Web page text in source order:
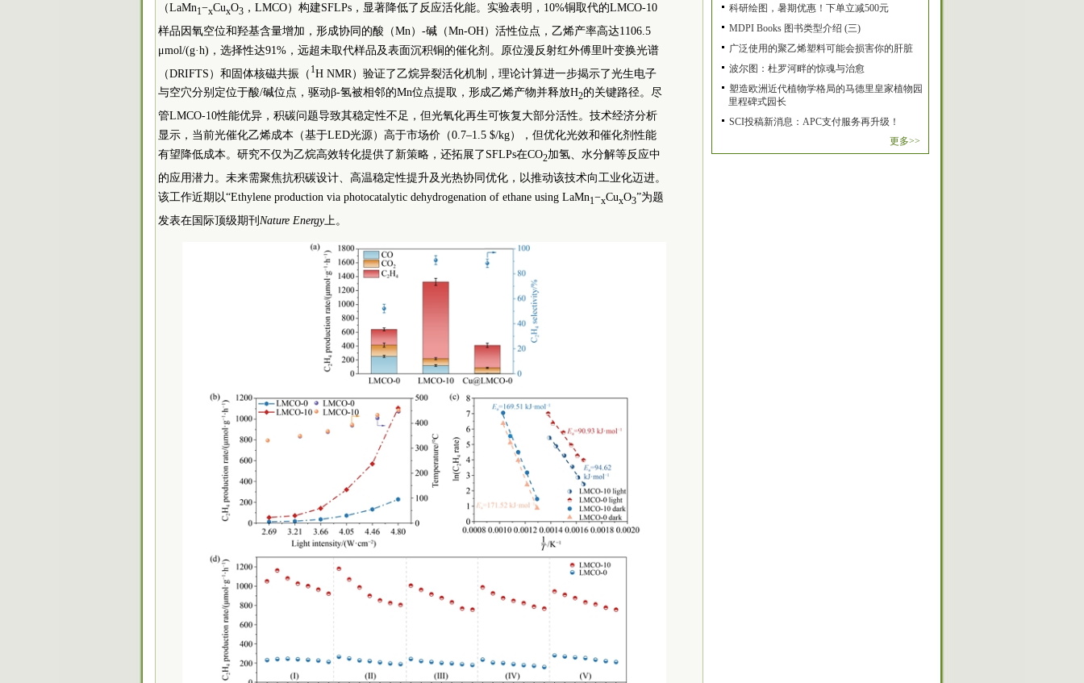
（LaMn1−xCuxO3 ，LMCO）构建SFLPs，显著降低了反应活化能。实验表明，10%铜取代的LMCO-10
样品因氧空位和羟基含量增加，形成协同的酸（Mn）-碱（Mn-OH）活性位点，乙烯产率高达1106.5
μmol/(g·h)，选择性达91%，远超未取代样品及表面沉积铜的催化剂。原位漫反射红外傅里叶变换光谱
（DRIFTS）和固体核磁共振（ 1H NMR）验证了乙烷异裂活化机制，理论计算进一步揭示了光生电子
与空穴分别定位于酸/碱位点，驱动β-氢被相邻的Mn位点提取，形成乙烯产物并释放H2的关键路径。尽
管LMCO-10性能优异，积碳问题导致其稳定性不足，但光氧化再生可恢复大部分活性。技术经济分析
显示，当前光催化乙烯成本（基于LED光源）高于市场价（0.7–1.5 $/kg），但优化光效和催化剂性能
有望降低成本。研究不仅为乙烷高效转化提供了新策略，还拓展了SFLPs在CO2加氢、水分解等反应中
的应用潜力。未来需聚焦抗积碳设计、高温稳定性提升及光热协同优化，以推动该技术向工业化迈进。
该工作近期以“Ethylene production via photocatalytic dehydrogenation of ethane using LaMn1−xCuxO3”为题
发表在国际顶级期刊 Nature Energy上。
科研绘图，暑期优惠！下单立减500元
MDPI Books 图书类型介绍 (三)
广泛使用的聚乙烯塑料可能会损害你的肝脏
波尔图：杜罗河畔的惊魂与治愈
塑造欧洲近代植物学格局的马德里皇家植物园
里程碑式园长
SCI投稿新消息：APC支付服务再升级！
更多>>